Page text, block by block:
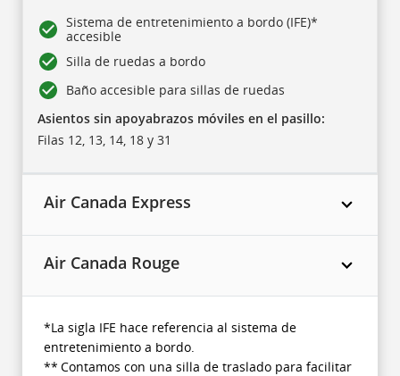
Sistema de entretenimiento a bordo (IFE)*
accesible
Silla de ruedas a bordo
Baño accesible para sillas de ruedas
Asientos sin apoyabrazos móviles en el pasillo:
Filas 12, 13, 14, 18 y 31
Air Canada Express
Air Canada Rouge
*La sigla IFE hace referencia al sistema de
entretenimiento a bordo.
** Contamos con una silla de traslado para facilitar